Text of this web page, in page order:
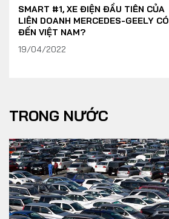
SMART #1, XE ĐIỆN ĐẦU TIÊN CỦA
LIÊN DOANH MERCEDES-GEELY CÓ
ĐẾN VIỆT NAM?
19/04/2022
TRONG NƯỚC